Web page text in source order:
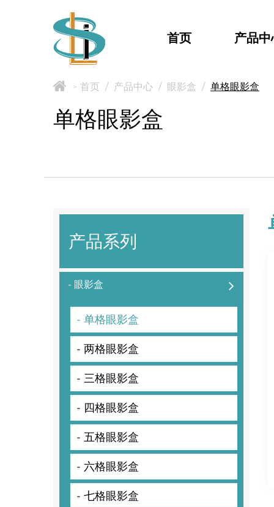
首页 产品中
> 首页 / 产品中心 / 眼影盒 / 单格眼影盒
单格眼影盒
产品系列
- 眼影盒
- 单格眼影盒
- 两格眼影盒
- 三格眼影盒
- 四格眼影盒
- 五格眼影盒
- 六格眼影盒
- 七格眼影盒